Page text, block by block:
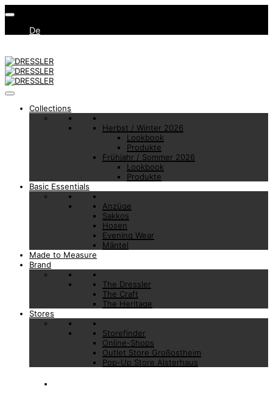
De
Collections
Herbst / Winter 2026
Lookbook
Produkte
Frühjahr / Sommer 2026
Lookbook
Produkte
Basic Essentials
Anzüge
Sakkos
Hosen
Evening Wear
Mäntel
Made to Measure
Brand
The Dressler
The Craft
The Heritage
Stores
Storefinder
Online-Shops
Outlet Store Großostheim
Pop-Up Store Alsterhaus